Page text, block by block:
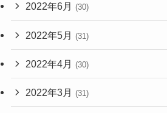
2022年6月 (30)
2022年5月 (31)
2022年4月 (30)
2022年3月 (31)